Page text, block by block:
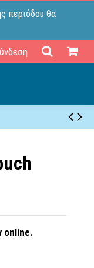
περιόδου θα
online.